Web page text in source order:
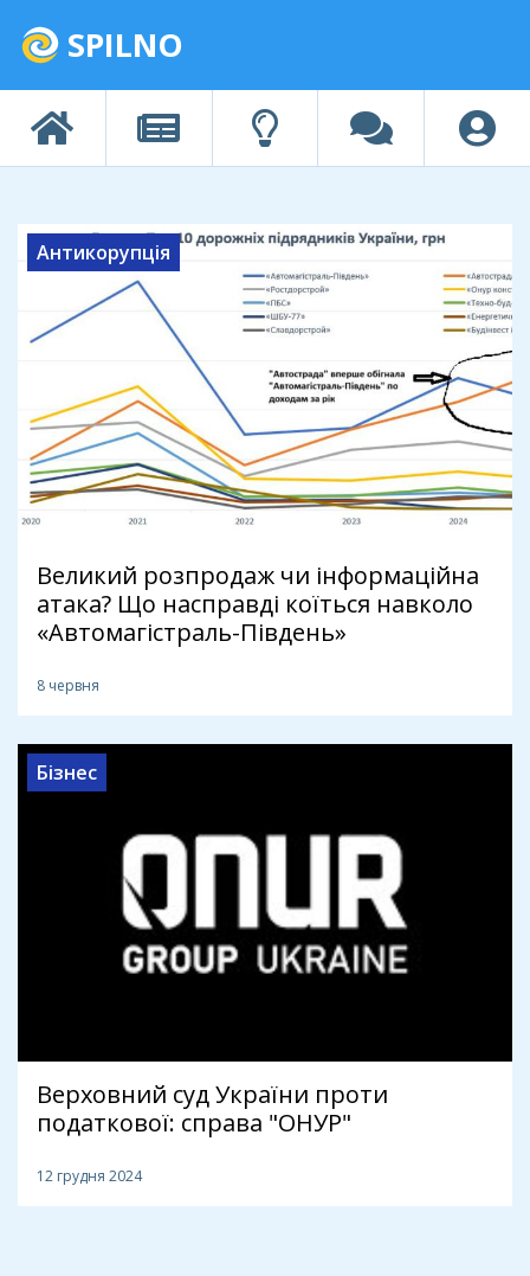
SPILNO
Антикорупція
Великий розпродаж чи інформаційна
атака? Що насправді коїться навколо
«Автомагістраль-Південь»
8 червня
Бізнес
Верховний суд України проти
податкової: справа "ОНУР"
12 грудня 2024